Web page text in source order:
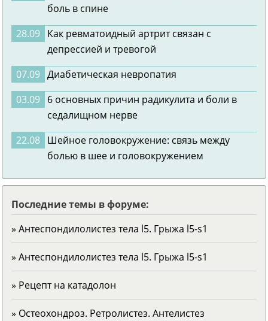
боль в спине
28.09 Как ревматоидный артрит связан с
депрессией и тревогой
07.09 Диабетическая невропатия
03.09 6 основных причин радикулита и боли в
седалищном нерве
22.08 Шейное головокружение: связь между
болью в шее и головокружением
Последние темы в форуме:
» Антеспондилолистез тела l5. Грыжа l5-s1
» Антеспондилолистез тела l5. Грыжа l5-s1
» Рецепт на катадолон
» Остеохондроз. Ретролистез. Антелистез